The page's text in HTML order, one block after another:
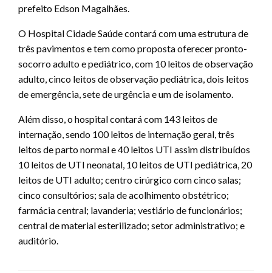
prefeito Edson Magalhães.
O Hospital Cidade Saúde contará com uma estrutura de
três pavimentos e tem como proposta oferecer pronto-
socorro adulto e pediátrico, com 10 leitos de observação
adulto, cinco leitos de observação pediátrica, dois leitos
de emergência, sete de urgência e um de isolamento.
Além disso, o hospital contará com 143 leitos de
internação, sendo 100 leitos de internação geral, três
leitos de parto normal e 40 leitos UTI assim distribuídos
10 leitos de UTI neonatal, 10 leitos de UTI pediátrica, 20
leitos de UTI adulto; centro cirúrgico com cinco salas;
cinco consultórios; sala de acolhimento obstétrico;
farmácia central; lavanderia; vestiário de funcionários;
central de material esterilizado; setor administrativo; e
auditório.